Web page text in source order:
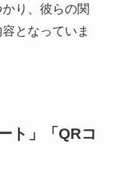
り、彼らの関
となっていま
ト」「QRコ